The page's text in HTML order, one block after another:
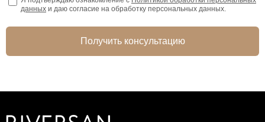
данных и даю согласие на обработку персональных данных.
Получить консультацию